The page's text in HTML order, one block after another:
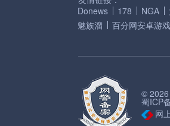
Donews
178 NGA
魅族溜
百分网安卓游戏
© 2026
蜀ICP
网